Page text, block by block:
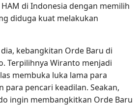
di Indonesia dengan memilih
diduga kuat melakukan
kebangkitan Orde Baru di
Terpilihnya Wiranto menjadi
membuka luka lama para
para pencari keadilan. Seakan,
ingin membangkitkan Orde Baru